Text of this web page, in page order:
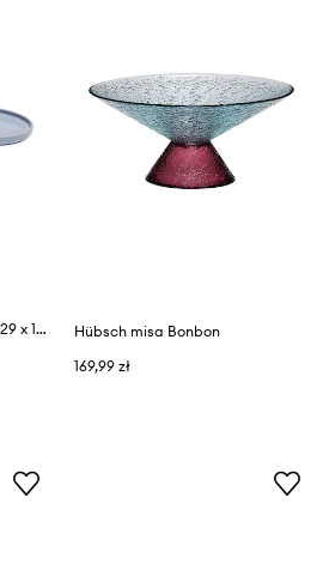
Hübsch zestaw tac Amare 29 x 15 / 43 x 22 cm 2-pack
Hübsch misa Bonbon
169,99 zł